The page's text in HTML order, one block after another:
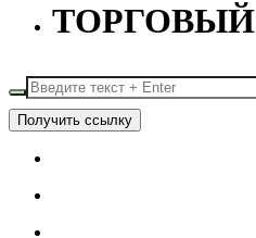
ТОРГОВЫЙ
Получить ссылку